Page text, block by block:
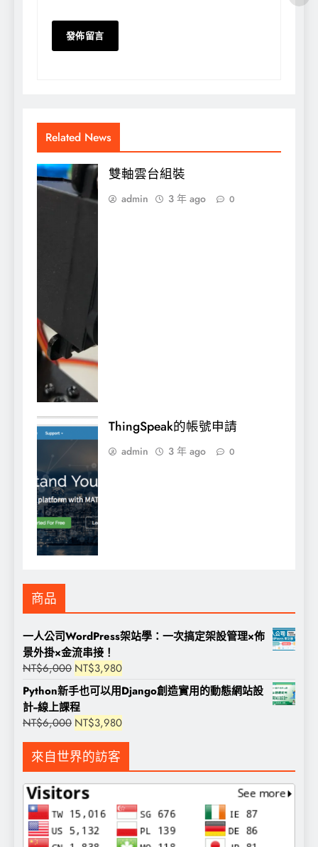
Related News
雙軸雲台組裝
admin 3 年 ago 0
ThingSpeak的帳號申請
admin 3 年 ago 0
商品
一人公司WordPress架站學：一次搞定架設管理×佈
景外掛×金流串接！
NT$6,000 原
始
價
格：
NT$6,000。
NT$3,980目
前
價
格：
NT$3,980。
Python新手也可以用Django創造實用的動態網站設
計--線上課程
NT$6,000 原
價
格：
NT$6,000。
NT$3,980目
格：
NT$3,980。
來自世界的訪客